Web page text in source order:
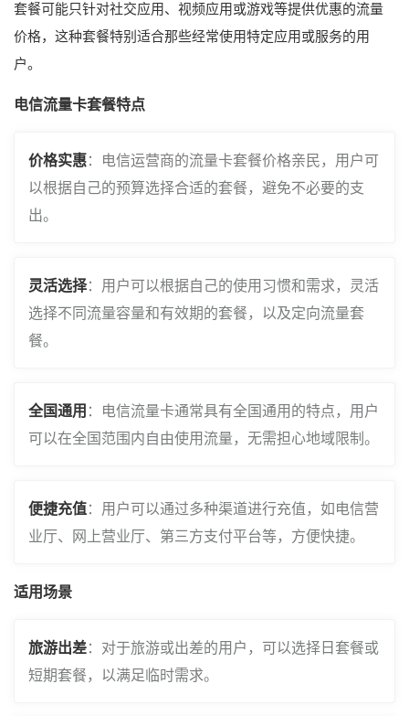
套餐可能只针对社交应用、视频应用或游戏等提供优惠的流量
价格，这种套餐特别适合那些经常使用特定应用或服务的用
户。
电信流量卡套餐特点
价格实惠：电信运营商的流量卡套餐价格亲民，用户可
以根据自己的预算选择合适的套餐，避免不必要的支
出。
灵活选择：用户可以根据自己的使用习惯和需求，灵活
选择不同流量容量和有效期的套餐，以及定向流量套
餐。
全国通用：电信流量卡通常具有全国通用的特点，用户
可以在全国范围内自由使用流量，无需担心地域限制。
便捷充值：用户可以通过多种渠道进行充值，如电信营
业厅、网上营业厅、第三方支付平台等，方便快捷。
适用场景
旅游出差：对于旅游或出差的用户，可以选择日套餐或
短期套餐，以满足临时需求。